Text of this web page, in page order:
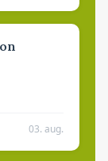
03. aug.